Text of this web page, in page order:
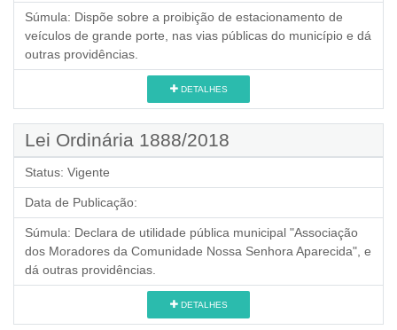
Súmula: Dispõe sobre a proibição de estacionamento de
veículos de grande porte, nas vias públicas do município e dá
outras providências.
DETALHES
Lei Ordinária 1888/2018
Status: Vigente
Data de Publicação:
Súmula: Declara de utilidade pública municipal "Associação
dos Moradores da Comunidade Nossa Senhora Aparecida", e
dá outras providências.
DETALHES